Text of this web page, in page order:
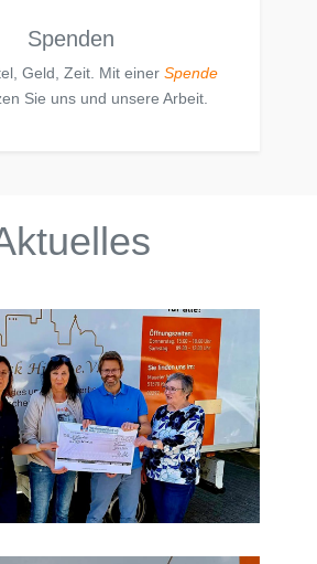
Spenden
Geld, Zeit. Mit einer Spende
Sie uns und unsere Arbeit.